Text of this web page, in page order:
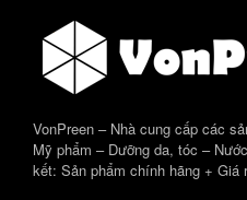
VonPreen – Nhà cung cấp các
Mỹ phẩm – Dưỡng da, tóc –
kết: Sản phẩm chính hãng + Giá